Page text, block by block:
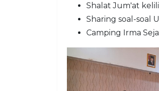
Shalat Jum'at
Sharing soal-soal
Camping Irma